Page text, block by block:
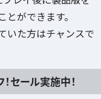
ができます。
いた方はチャンスで
セール実施中！